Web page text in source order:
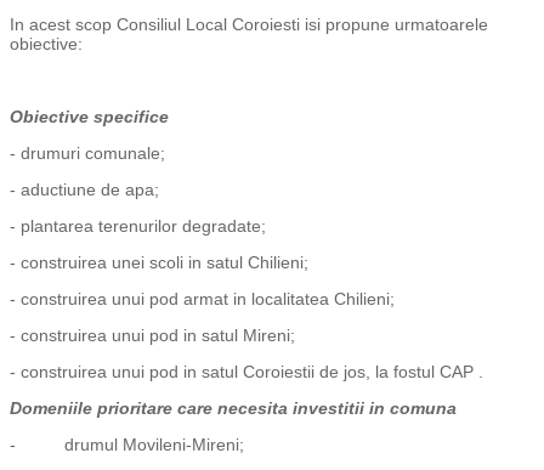
In acest scop Consiliul Local Coroiesti isi propune urmatoarele
obiective:
Obiective specifice
- drumuri comunale;
- aductiune de apa;
- plantarea terenurilor degradate;
- construirea unei scoli in satul Chilieni;
- construirea unui pod armat in localitatea Chilieni;
- construirea unui pod in satul Mireni;
- construirea unui pod in satul Coroiestii de jos, la fostul CAP .
Domeniile prioritare care necesita investitii in comuna
- drumul Movileni-Mireni;